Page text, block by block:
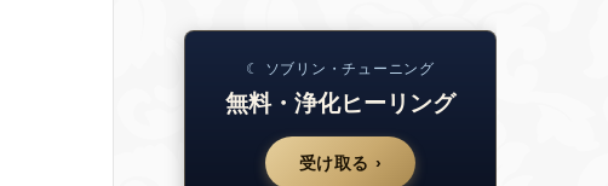
☾ ソブリン・チューニング
無料・浄化ヒーリング
受け取る ›